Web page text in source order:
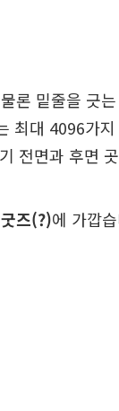
론 밑줄을 긋
최대 4096가
전면과 후면
즈(?)에 가깝